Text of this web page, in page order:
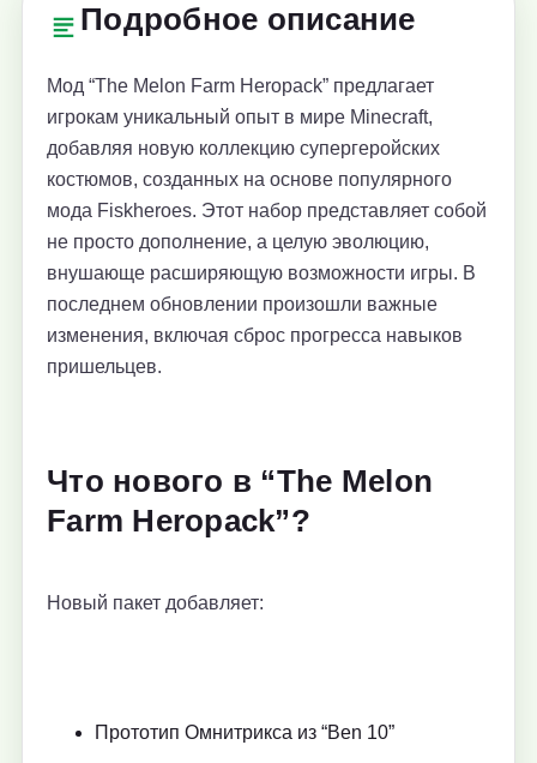
Подробное описание
Мод “The Melon Farm Heropack” предлагает
игрокам уникальный опыт в мире Minecraft,
добавляя новую коллекцию супергеройских
костюмов, созданных на основе популярного
мода Fiskheroes. Этот набор представляет собой
не просто дополнение, а целую эволюцию,
внушающе расширяющую возможности игры. В
последнем обновлении произошли важные
изменения, включая сброс прогресса навыков
пришельцев.
Что нового в “The Melon
Farm Heropack”?
Новый пакет добавляет:
Прототип Омнитрикса из “Ben 10”